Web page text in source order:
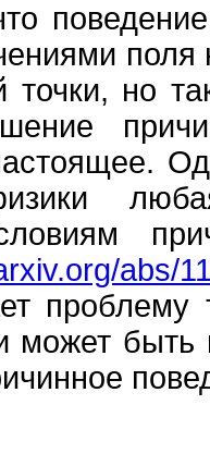
точки, но
abs/
проблему
может